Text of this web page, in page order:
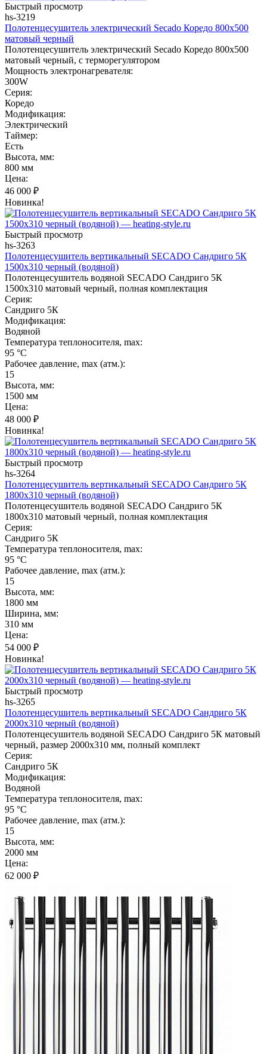
Быстрый просмотр
hs-3219
Полотенцесушитель электрический Secado Коредо 800x500
матовый черный
Полотенцесушитель электрический Secado Коредо 800x500
матовый черный, с терморегулятором
Мощность электронагревателя:
300W
Серия:
Коредо
Модификация:
Электрический
Таймер:
Есть
Высота, мм:
800 мм
Цена:
46 000 ₽
Новинка!
Быстрый просмотр
hs-3263
Полотенцесушитель вертикальный SECADO Сандриго 5К
1500х310 черный (водяной)
Полотенцесушитель водяной SECADO Сандриго 5К
1500х310 матовый черный, полная комплектация
Серия:
Сандриго 5К
Модификация:
Водяной
Температура теплоносителя, max:
95 °C
Рабочее давление, max (атм.):
15
Высота, мм:
1500 мм
Цена:
48 000 ₽
Новинка!
Быстрый просмотр
hs-3264
Полотенцесушитель вертикальный SECADO Сандриго 5К
1800х310 черный (водяной)
Полотенцесушитель водяной SECADO Сандриго 5К
1800х310 матовый черный, полная комплектация
Серия:
Сандриго 5К
Температура теплоносителя, max:
95 °C
Рабочее давление, max (атм.):
15
Высота, мм:
1800 мм
Ширина, мм:
310 мм
Цена:
54 000 ₽
Новинка!
Быстрый просмотр
hs-3265
Полотенцесушитель вертикальный SECADO Сандриго 5К
2000х310 черный (водяной)
Полотенцесушитель водяной SECADO Сандриго 5К матовый
черный, размер 2000х310 мм, полный комплект
Серия:
Сандриго 5К
Модификация:
Водяной
Температура теплоносителя, max:
95 °C
Рабочее давление, max (атм.):
15
Высота, мм:
2000 мм
Цена:
62 000 ₽